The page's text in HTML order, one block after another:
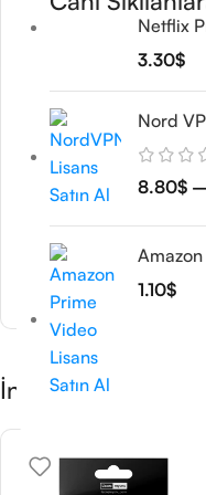
Netflix
3.30$
Nord
8.80$
1.10$
İndirimli Ürünleri